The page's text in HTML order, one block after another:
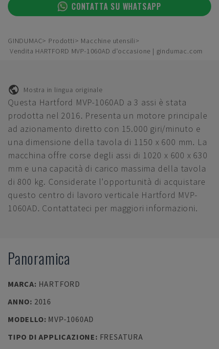
CONTATTA SU WHATSAPP
GINDUMAC Prodotti
Macchine utensili
Vendita HARTFORD MVP-1060AD d'occasione | gindumac.com
Mostra in lingua originale
Questa Hartford MVP-1060AD a 3 assi è stata
prodotta nel 2016. Presenta un motore principale
ad azionamento diretto con 15.000 giri/minuto e
una dimensione della tavola di 1150 x 600 mm. La
macchina offre corse degli assi di 1020 x 600 x 630
mm e una capacità di carico massima della tavola
di 800 kg. Considerate l'opportunità di acquistare
questo centro di lavoro verticale Hartford MVP-
1060AD. Contattateci per maggiori informazioni.
Panoramica
MARCA: HARTFORD
ANNO: 2016
MODELLO: MVP-1060AD
TIPO DI APPLICAZIONE: FRESATURA